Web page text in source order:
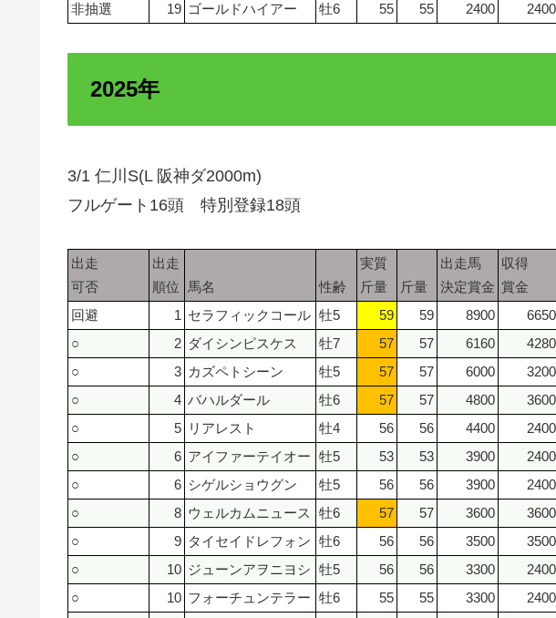
非抽選
19 ゴールドハイアー 牡6 55 55 2400 2400
2025年
3/1 仁川S(L 阪神ダ2000m)
フルゲート16頭 特別登録18頭
出走
可否
出走
順位
馬名 性齢
実質
斤量
斤量
出走馬
決定賞金
収得
賞金
回避
1 セラフィックコール 牡5 59 59 8900 6650
○
2 ダイシンピスケス 牡7 57 57 6160 4280
○
3 カズペトシーン 牡5 57 57 6000 3200
○
4 バハルダール 牡6 57 57 4800 3600
○
5 リアレスト 牡4 56 56 4400 2400
○
6 アイファーテイオー 牡5 53 53 3900 2400
○
6 シゲルショウグン 牡5 56 56 3900 2400
○
8 ウェルカムニュース 牡6 57 57 3600 3600
○
9 タイセイドレフォン 牡6 56 56 3500 3500
○
10 ジューンアヲニヨシ 牡5 56 56 3300 2400
○
10 フォーチュンテラー 牡6 55 55 3300 2400